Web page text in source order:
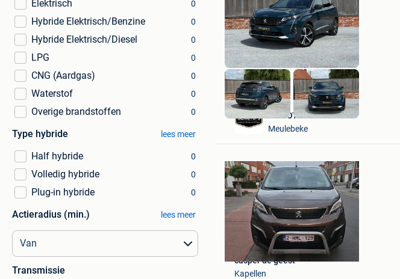
Elektrisch 0
Hybride Elektrisch/Benzine 0
Hybride Elektrisch/Diesel 0
LPG 0
CNG (Aardgas) 0
Waterstof 0
Overige brandstoffen 0
Type hybride lees meer
Half hybride 0
Volledig hybride 0
Plug-in hybride 0
Actieradius (min.) lees meer
Transmissie
in
Mijn
Favorieten
82 MOTORS BV
Meulebeke
Mijn
Favorieten
casper de geest
Kapellen